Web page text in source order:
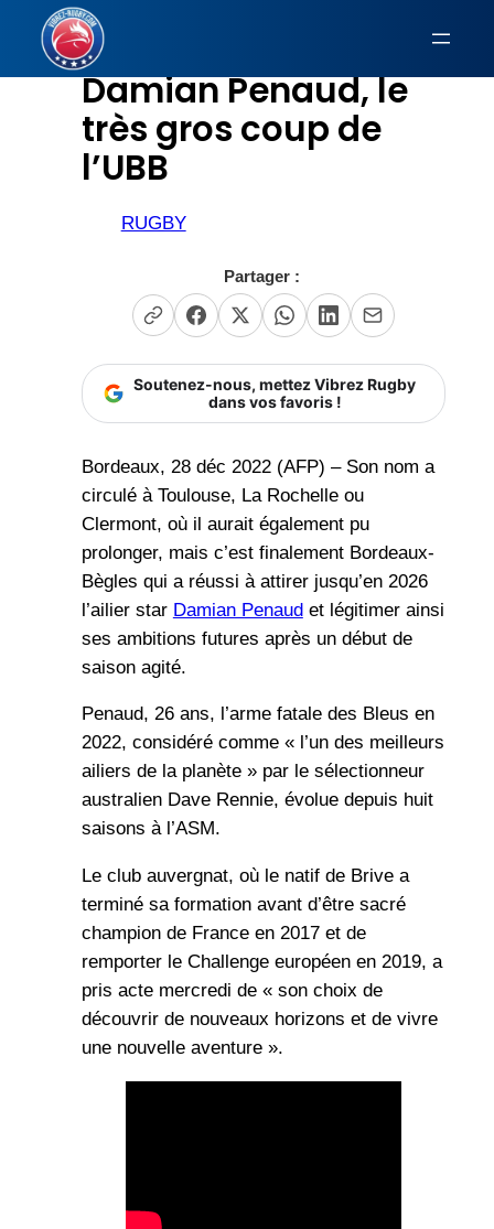
Aller
contenu Damian Penaud, le
très gros coup de
l’UBB
RUGBY
Partager :
Soutenez-nous, mettez Vibrez Rugby
dans vos favoris !
Bordeaux, 28 déc 2022 (AFP) – Son nom a
circulé à Toulouse, La Rochelle ou
Clermont, où il aurait également pu
prolonger, mais c’est finalement Bordeaux-
Bègles qui a réussi à attirer jusqu’en 2026
l’ailier star Damian Penaudet légitimer ainsi
ses ambitions futures après un début de
saison agité.
Penaud, 26 ans, l’arme fatale des Bleus en
2022, considéré comme « l’un des meilleurs
ailiers de la planète » par le sélectionneur
australien Dave Rennie, évolue depuis huit
saisons à l’ASM.
Le club auvergnat, où le natif de Brive a
terminé sa formation avant d’être sacré
champion de France en 2017 et de
remporter le Challenge européen en 2019, a
pris acte mercredi de « son choix de
découvrir de nouveaux horizons et de vivre
une nouvelle aventure ».